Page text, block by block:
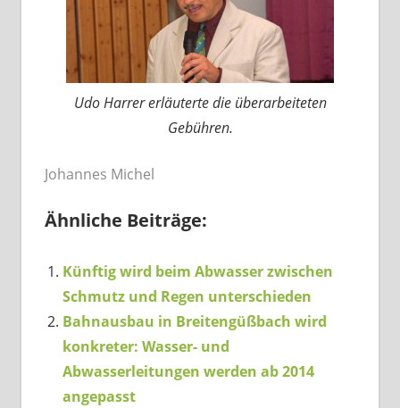
Udo Harrer erläuterte die überarbeiteten
Gebühren.
Johannes Michel
Ähnliche Beiträge:
Künftig wird beim Abwasser zwischen
Schmutz und Regen unterschieden
Bahnausbau in Breitengüßbach wird
konkreter: Wasser- und
Abwasserleitungen werden ab 2014
angepasst